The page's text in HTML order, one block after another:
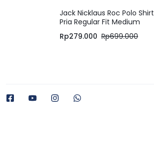
Jack Nicklaus Roc Polo Shirt
Pria Regular Fit Medium
Rp279.000 Rp699.000